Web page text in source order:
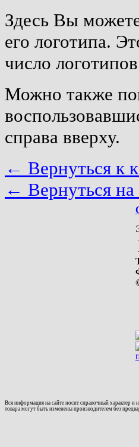
Здесь Вы
его логотипа.
число
Можно также
справа вверху.
← Вернуться к
← Вернуться на
Вся информация на сайте носит справочный характер и
товара могут быть изменены производителем без